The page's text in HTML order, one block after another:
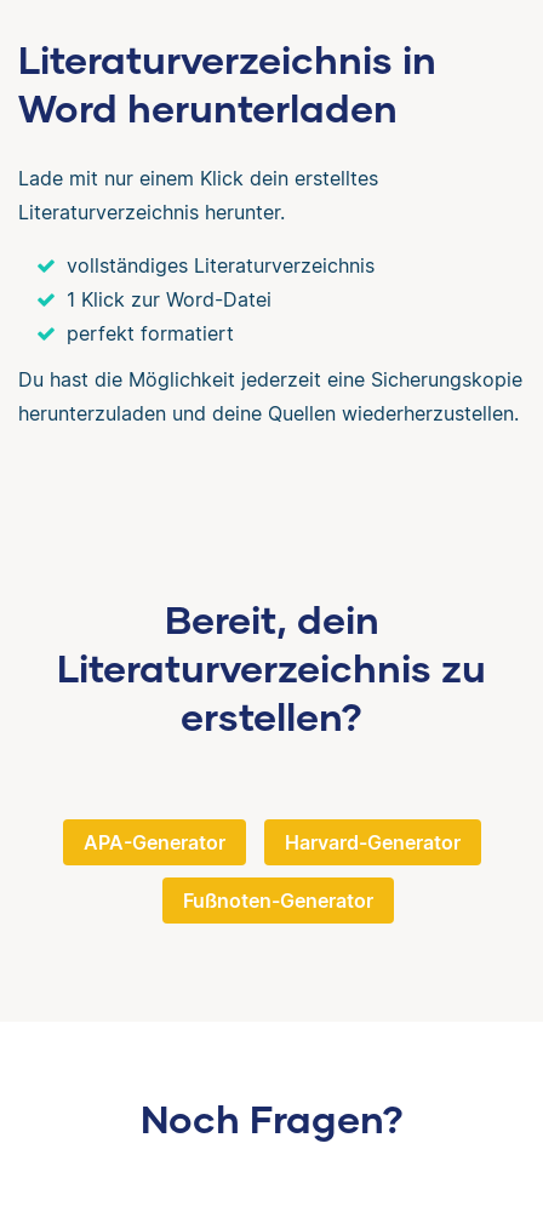
Literaturverzeichnis in
Word herunterladen
Lade mit nur einem Klick dein erstelltes
Literaturverzeichnis herunter.
vollständiges Literaturverzeichnis
1 Klick zur Word-Datei
perfekt formatiert
Du hast die Möglichkeit jederzeit eine Sicherungskopie
herunterzuladen und deine Quellen wiederherzustellen.
Bereit, dein
Literaturverzeichnis zu
erstellen?
APA-Generator Harvard-Generator
Fußnoten-Generator
Noch Fragen?